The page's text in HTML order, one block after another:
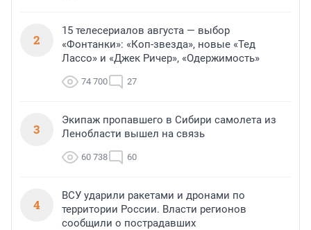
2
15 телесериалов августа — выбор
«Фонтанки»: «Коп-звезда», новые «Тед
Лассо» и «Джек Ричер», «Одержимость»
74 700 27
3
Экипаж пропавшего в Сибири самолета из
Ленобласти вышел на связь
60 738 60
4
ВСУ ударили ракетами и дронами по
территории России. Власти регионов
сообщили о пострадавших